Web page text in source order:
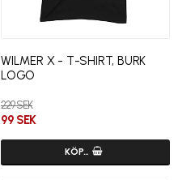
WILMER X - T-SHIRT, BURK
LOGO
229 SEK
99 SEK
KÖP…